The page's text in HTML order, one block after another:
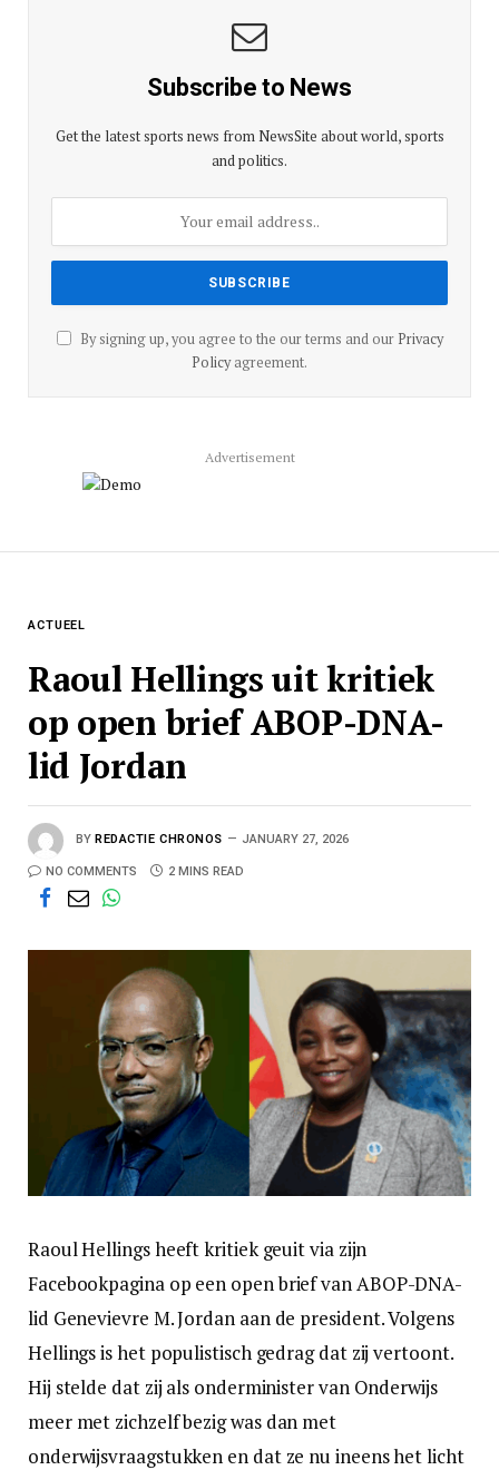
Subscribe to News
Get the latest sports news from NewsSite about world, sports
and politics.
By signing up, you agree to the our terms and our Privacy
Policyagreement.
Advertisement
ACTUEEL
Raoul Hellings uit kritiek
op open brief ABOP-DNA-
lid Jordan
BY REDACTIE CHRONOS JANUARY 27, 2026
NO COMMENTS 2 MINS READ
Raoul Hellings heeft kritiek geuit via zijn
Facebookpagina op een open brief van ABOP-DNA-
lid Genevievre M. Jordan aan de president. Volgens
Hellings is het populistisch gedrag dat zij vertoont.
Hij stelde dat zij als onderminister van Onderwijs
meer met zichzelf bezig was dan met
onderwijsvraagstukken en dat ze nu ineens het licht